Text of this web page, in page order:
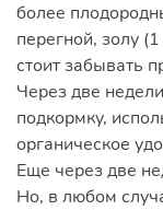
более
перегной, золу
стоит забывать
Через две
подкормку,
органическое
Еще через две
Но, в любом